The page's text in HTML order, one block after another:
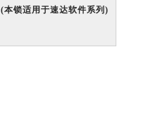
(本锁适用于速达软件系列)